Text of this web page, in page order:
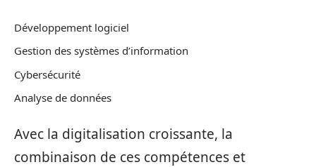
Développement logiciel
Gestion des systèmes d’information
Cybersécurité
Analyse de données
Avec la digitalisation croissante, la
combinaison de ces compétences et